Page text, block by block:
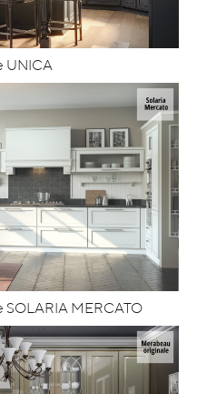
UNICA
SOLARIA MERCATO